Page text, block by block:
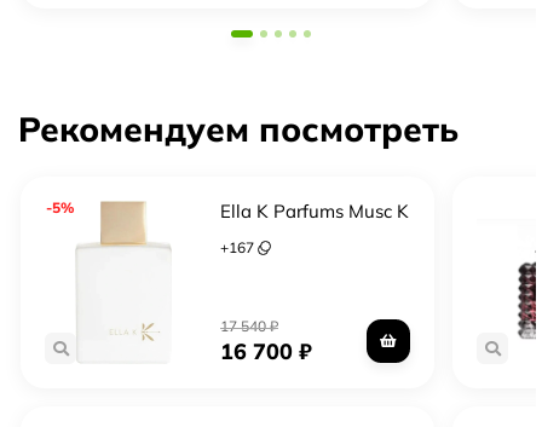
Рекомендуем посмотреть
-5% Ella K Parfums Musc K
+167
17 540₽
16 700₽